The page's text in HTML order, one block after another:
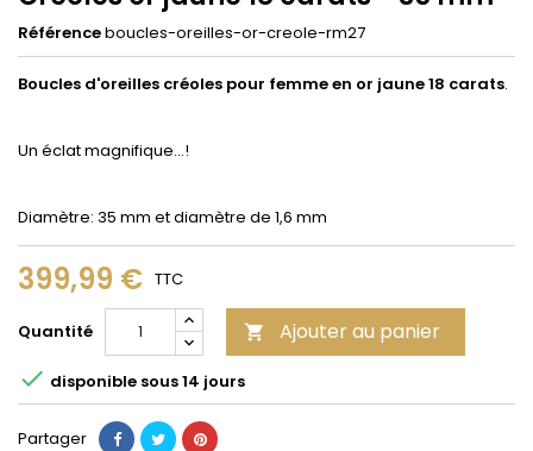
Référenceboucles-oreilles-or-creole-rm27
Boucles d'oreilles créoles pour femme en or jaune 18 carats.
Un éclat magnifique...!
Diamètre: 35 mm et diamètre de 1,6 mm
399,99 € TTC
Quantité  Ajouter au panier
 disponible sous 14 jours
Partager